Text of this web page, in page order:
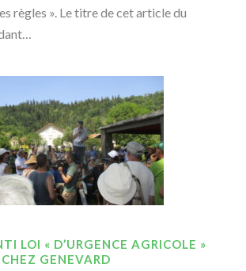
règles ». Le titre de cet article du
LOI « D’URGENCE AGRICOLE »
GENEVARD